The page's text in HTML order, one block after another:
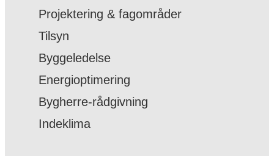
Projektering & fagområder
Tilsyn
Byggeledelse
Energioptimering
Bygherre-rådgivning
Indeklima